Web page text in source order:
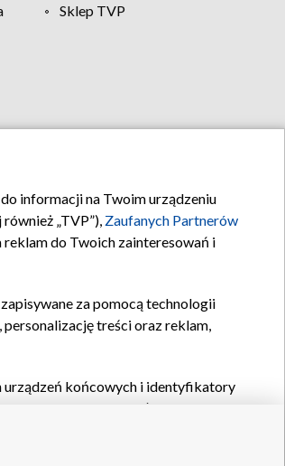
Sklep TVP
informacji na Twoim urządzeniu
„TVP”), Zaufanych Partnerów
do Twoich zainteresowań i
za pomocą technologii
treści oraz reklam,
urządzeń końcowych i identyfikatory
oraz pozostałych
wyboru spersonalizowanych
reklam, pomiaru wydajności